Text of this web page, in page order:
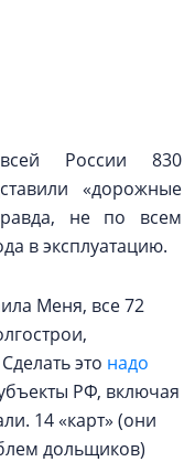
России 830
«дорожные
не по всем
в эксплуатацию.
Меня, все 72
это надо
РФ, включая
14 «карт» (они
дольщиков)